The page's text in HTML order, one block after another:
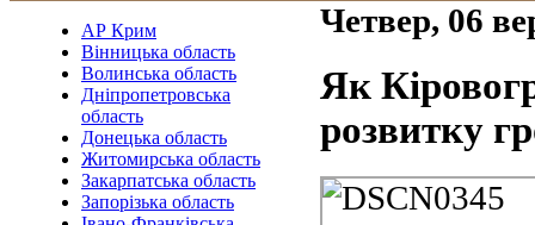
АР Крим
Вінницька область
Волинська область
Дніпропетровська
область
Донецька область
Житомирська область
Закарпатська область
Запорізька область
Четвер, 06
Як
розвитку